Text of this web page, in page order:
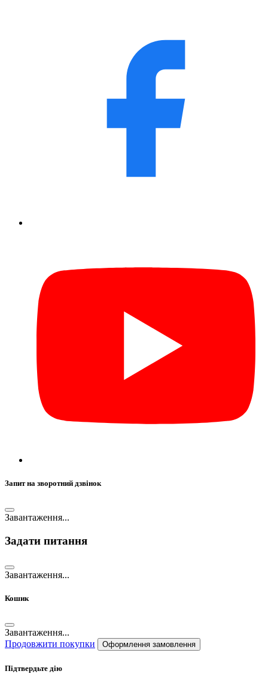
Запит на зворотний дзвінок
Завантаження...
Задати питання
Завантаження...
Кошик
Завантаження...
Продовжити покупки
Оформлення замовлення
Підтвердьте дію